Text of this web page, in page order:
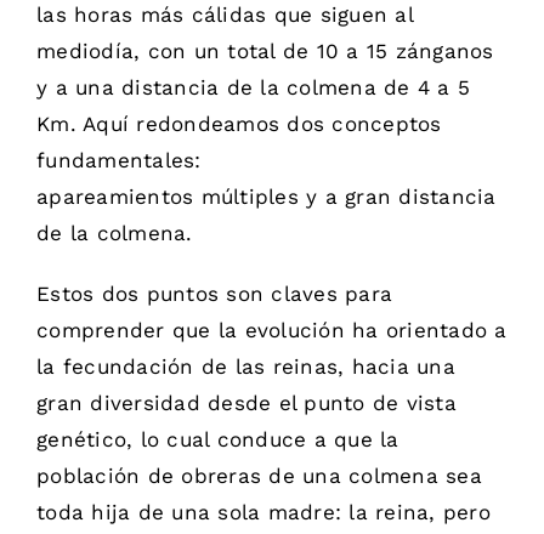
las horas más cálidas que siguen al
mediodía, con un total de 10 a 15 zánganos
y a una distancia de la colmena de 4 a 5
Km. Aquí redondeamos dos conceptos
fundamentales:
apareamientos múltiples y a gran distancia
de la colmena.
Estos dos puntos son claves para
comprender que la evolución ha orientado a
la fecundación de las reinas, hacia una
gran diversidad desde el punto de vista
genético, lo cual conduce a que la
población de obreras de una colmena sea
toda hija de una sola madre: la reina, pero